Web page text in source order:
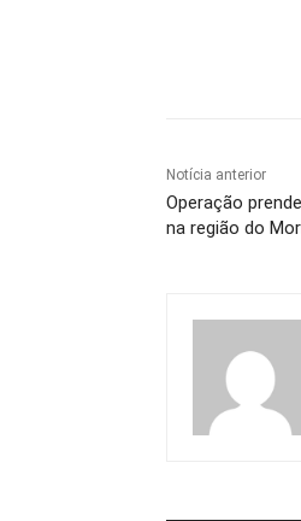
Notícia anterior
Operação
na região do